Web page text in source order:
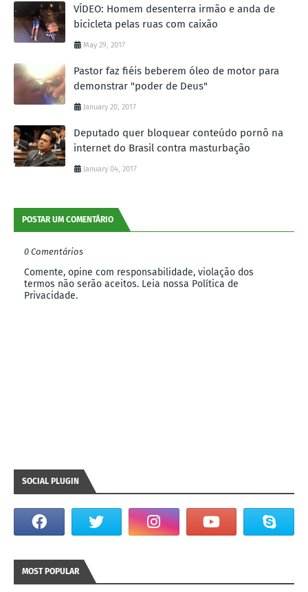
VÍDEO: Homem desenterra irmão e anda de
bicicleta pelas ruas com caixão
May 29, 2017
Pastor faz fiéis beberem óleo de motor para
demonstrar "poder de Deus"
January 20, 2017
Deputado quer bloquear conteúdo pornô na
internet do Brasil contra masturbação
January 04, 2017
POSTAR UM COMENTÁRIO
0 Comentários
Comente, opine com responsabilidade, violação dos
termos não serão aceitos. Leia nossa Política de
Privacidade.
SOCIAL PLUGIN
MOST POPULAR